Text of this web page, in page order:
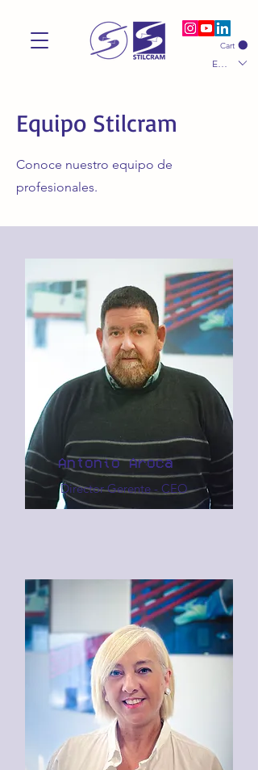
Cart
EUR (€)
Equipo Stilcram
Conoce nuestro equipo de
profesionales.
Antonio Aroca
Director Gerente - CEO